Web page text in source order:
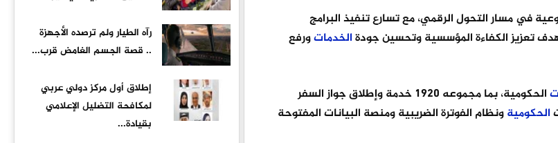
في مسار التحول الرقمي، مع تسارع تنفيذ البرامج
تعزيز الكفاءة المؤسسية وتحسين جودةالخدماتورفع
الحكومية، بما مجموعه 1920 خدمة وإطلاق جواز السفر
الحكوميةونظام الفوترة الضريبية ومنصة البيانات المفتوحة
رآه الطيار ولم ترصده الأجهزة
.. قصة الجسم الغامض قرب...
إطلاق أول مركز دولي عربي
لمكافحة التضليل الإعلامي
بقيادة...